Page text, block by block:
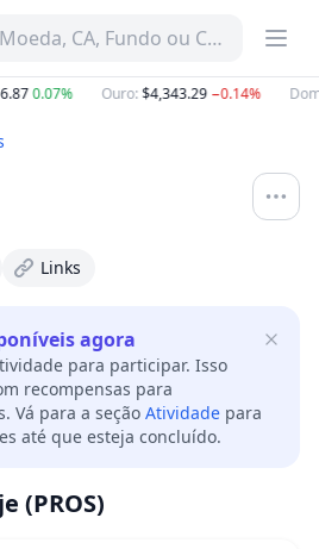
CA, Fundo ou Categoria
0.07% Ouro:$4,343.29−0.14%
Links
agora
para participar. Isso
recompensas para
Vá para a seção Atividade para
até que esteja concluído.
(PROS)